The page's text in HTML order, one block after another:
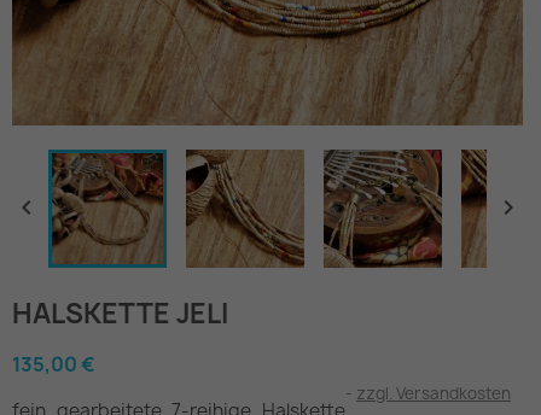
 
HALSKETTE JELI
135,00 €
zzgl. Versandkosten